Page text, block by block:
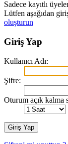
Sadece kayıtlı
Lütfen aşağıdan
oluşturun
Giriş Yap
Kullanıcı Adı:
Şifre:
Oturum açık kalma